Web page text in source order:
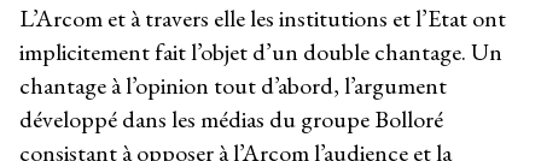
L’Arcom et à travers elle les institutions et l’Etat ont
implicitement fait l’objet d’un double chantage. Un
chantage à l’opinion tout d’abord, l’argument
développé dans les médias du groupe Bolloré
consistant à opposer à l’Arcom l’audience et la